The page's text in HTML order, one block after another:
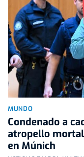
MUNDO
Condenado a
atropello
en Múnich